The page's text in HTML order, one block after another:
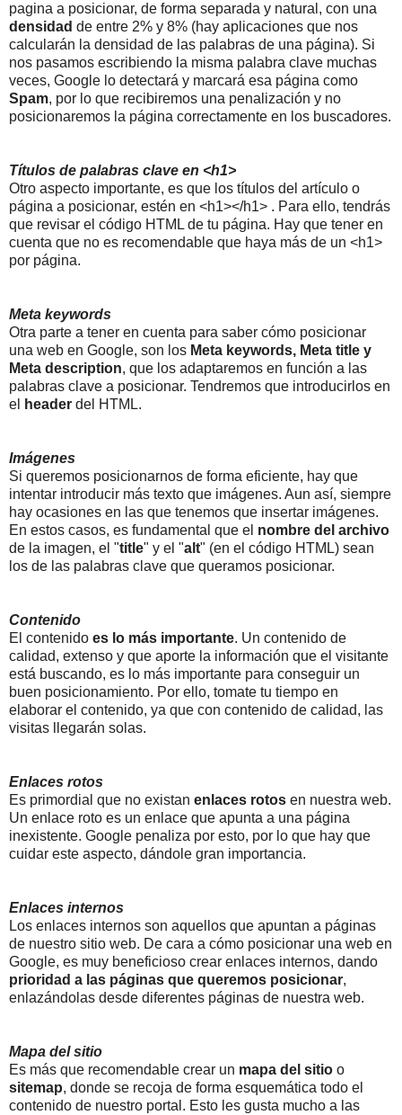
pagina a posicionar, de forma separada y natural, con una
densidad de entre 2% y 8% (hay aplicaciones que nos
calcularán la densidad de las palabras de una página). Si
nos pasamos escribiendo la misma palabra clave muchas
veces, Google lo detectará y marcará esa página como
Spam, por lo que recibiremos una penalización y no
posicionaremos la página correctamente en los buscadores.
Títulos de palabras clave en <h1>
Otro aspecto importante, es que los títulos del artículo o
página a posicionar, estén en <h1></h1> . Para ello, tendrás
que revisar el código HTML de tu página. Hay que tener en
cuenta que no es recomendable que haya más de un <h1>
por página.
Meta keywords
Otra parte a tener en cuenta para saber cómo posicionar
una web en Google, son los Meta keywords, Meta title y
Meta description, que los adaptaremos en función a las
palabras clave a posicionar. Tendremos que introducirlos en
el
header del HTML.
Imágenes
Si queremos posicionarnos de forma eficiente, hay que
intentar introducir más texto que imágenes. Aun así, siempre
hay ocasiones en las que tenemos que insertar imágenes.
En estos casos, es fundamental que el nombre del archivo
de la imagen, el "title" y el "alt" (en el código HTML) sean
los de las palabras clave que queramos posicionar.
Contenido
El contenido es lo más importante. Un contenido de
calidad, extenso y que aporte la información que el visitante
está buscando, es lo más importante para conseguir un
buen posicionamiento. Por ello, tomate tu tiempo en
elaborar el contenido, ya que con contenido de calidad, las
visitas llegarán solas.
Enlaces rotos
Es primordial que no existan enlaces rotos en nuestra web.
Un enlace roto es un enlace que apunta a una página
inexistente. Google penaliza por esto, por lo que hay que
cuidar este aspecto, dándole gran importancia.
Enlaces internos
Los enlaces internos son aquellos que apuntan a páginas
de nuestro sitio web. De cara a cómo posicionar una web en
Google, es muy beneficioso crear enlaces internos, dando
prioridad a las páginas que queremos posicionar,
enlazándolas desde diferentes páginas de nuestra web.
Mapa del sitio
Es más que recomendable crear un mapa del sitio o
sitemap, donde se recoja de forma esquemática todo el
contenido de nuestro portal. Esto les gusta mucho a las